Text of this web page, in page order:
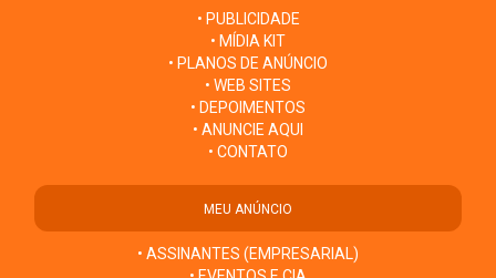
• PUBLICIDADE
• MÍDIA KIT
• PLANOS DE ANÚNCIO
• WEB SITES
• DEPOIMENTOS
• ANUNCIE AQUI
• CONTATO
MEU ANÚNCIO
• ASSINANTES (EMPRESARIAL)